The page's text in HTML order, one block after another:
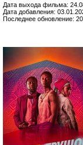
Дата выхода фильма:
Дата добавления:
Последнее обновление: